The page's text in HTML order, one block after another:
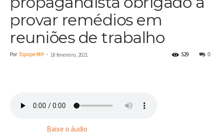
provar remédios em
reuniões de trabalho
Por Equipe MH - 18 fevereiro, 2021 0
529
Baixe o áudio